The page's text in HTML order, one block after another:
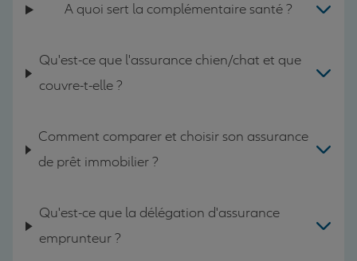
A quoi sert la complémentaire santé ?
Qu'est-ce que l'assurance chien/chat et que
couvre-t-elle ?
Comment comparer et choisir son assurance
de prêt immobilier ?
Qu'est-ce que la délégation d'assurance
emprunteur ?